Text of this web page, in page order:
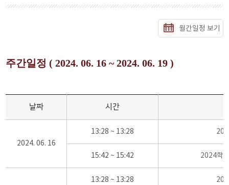
월간일정 보기
주간일정 ( 2024. 06. 16 ~ 2024. 06. 19 )
날짜 시간
2024. 06. 16
13:28 ~ 13:28
15:42 ~ 15:42 2024학
13:28 ~ 13:28